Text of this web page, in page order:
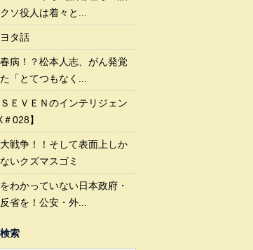
ソ役人は着々と...
タ話
病！？松本人志、がん発覚
「とてつもなく...
ＳＥＶＥＮのインテリジェン
028】
戦争！！そして表面上しか
いクズマスゴミ
わかっていない日本政府・
省を！公安・外...
索